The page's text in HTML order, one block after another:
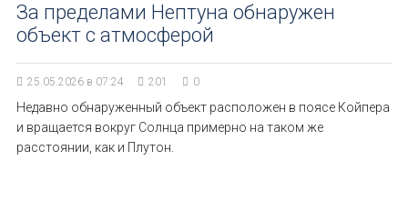
За пределами Нептуна обнаружен
объект с атмосферой
25.05.2026 в 07:24 201 0
Недавно обнаруженный объект расположен в поясе Койпера
и вращается вокруг Солнца примерно на таком же
расстоянии, как и Плутон.